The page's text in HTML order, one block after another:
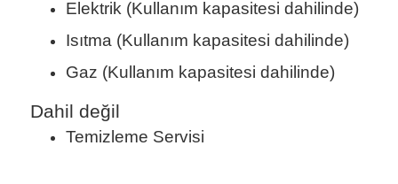
Elektrik (Kullanım kapasitesi dahilinde)
Isıtma (Kullanım kapasitesi dahilinde)
Gaz (Kullanım kapasitesi dahilinde)
Dahil değil
Temizleme Servisi